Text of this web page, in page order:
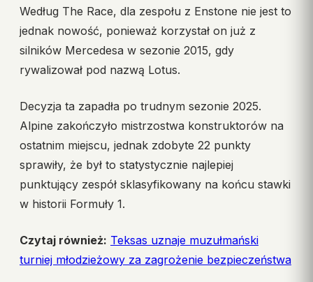
Według The Race, dla zespołu z Enstone nie jest to
jednak nowość, ponieważ korzystał on już z
silników Mercedesa w sezonie 2015, gdy
rywalizował pod nazwą Lotus.
Decyzja ta zapadła po trudnym sezonie 2025.
Alpine zakończyło mistrzostwa konstruktorów na
ostatnim miejscu, jednak zdobyte 22 punkty
sprawiły, że był to statystycznie najlepiej
punktujący zespół sklasyfikowany na końcu stawki
w historii Formuły 1.
Czytaj również: Teksas uznaje muzułmański
turniej młodzieżowy za zagrożenie bezpieczeństwa